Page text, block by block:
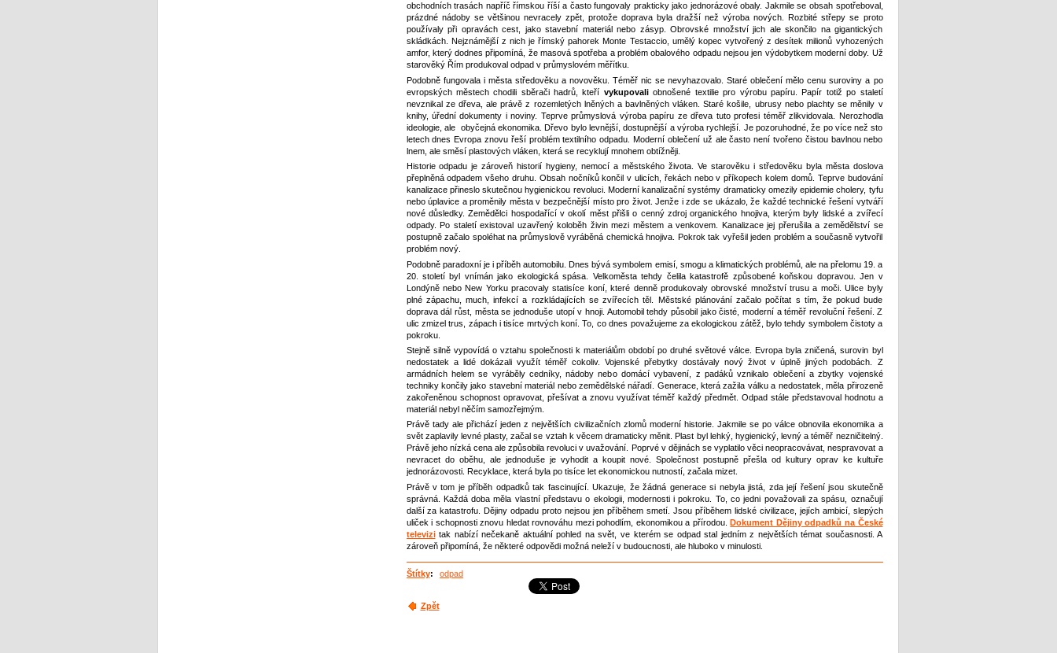
obchodních trasách napříč římskou říší a často fungovaly prakticky jako jednorázové obaly. Jakmile se obsah spotřeboval,
prázdné nádoby se většinou nevracely zpět, protože doprava byla dražší než výroba nových. Rozbité střepy se proto
používaly při opravách cest, jako stavební materiál nebo zásyp. Obrovské množství jich ale skončilo na gigantických
skládkách. Nejznámější z nich je římský pahorek Monte Testaccio, umělý kopec vytvořený z desítek milionů vyhozených
amfor, který dodnes připomíná, že masová spotřeba a problém obalového odpadu nejsou jen výdobytkem moderní doby. Už
starověký Řím produkoval odpad v průmyslovém měřítku.
Podobně fungovala i města středověku a novověku. Téměř nic se nevyhazovalo. Staré oblečení mělo cenu suroviny a po
evropských městech chodili sběrači hadrů, kteří vykupovaliobnošené textilie pro výrobu papíru. Papír totiž po staletí
nevznikal ze dřeva, ale právě z rozemletých lněných a bavlněných vláken. Staré košile, ubrusy nebo plachty se měnily v
knihy, úřední dokumenty i noviny. Teprve průmyslová výroba papíru ze dřeva tuto profesi téměř zlikvidovala. Nerozhodla
ideologie, ale obyčejná ekonomika. Dřevo bylo levnější, dostupnější a výroba rychlejší. Je pozoruhodné, že po více než sto
letech dnes Evropa znovu řeší problém textilního odpadu. Moderní oblečení už ale často není tvořeno čistou bavlnou nebo
lnem, ale směsí plastových vláken, která se recyklují mnohem obtížněji.
Historie odpadu je zároveň historií hygieny, nemocí a městského života. Ve starověku i středověku byla města doslova
přeplněná odpadem všeho druhu. Obsah nočníků končil v ulicích, řekách nebo v příkopech kolem domů. Teprve budování
kanalizace přineslo skutečnou hygienickou revoluci. Moderní kanalizační systémy dramaticky omezily epidemie cholery, tyfu
nebo úplavice a proměnily města v bezpečnější místo pro život. Jenže i zde se ukázalo, že každé technické řešení vytváří
nové důsledky. Zemědělci hospodařící v okolí měst přišli o cenný zdroj organického hnojiva, kterým byly lidské a zvířecí
odpady. Po staletí existoval uzavřený koloběh živin mezi městem a venkovem. Kanalizace jej přerušila a zemědělství se
postupně začalo spoléhat na průmyslově vyráběná chemická hnojiva. Pokrok tak vyřešil jeden problém a současně vytvořil
problém nový.
Podobně paradoxní je i příběh automobilu. Dnes bývá symbolem emisí, smogu a klimatických problémů, ale na přelomu 19. a
20. století byl vnímán jako ekologická spása. Velkoměsta tehdy čelila katastrofě způsobené koňskou dopravou. Jen v
Londýně nebo New Yorku pracovaly statisíce koní, které denně produkovaly obrovské množství trusu a moči. Ulice byly
plné zápachu, much, infekcí a rozkládajících se zvířecích těl. Městské plánování začalo počítat s tím, že pokud bude
doprava dál růst, města se jednoduše utopí v hnoji. Automobil tehdy působil jako čisté, moderní a téměř revoluční řešení. Z
ulic zmizel trus, zápach i tisíce mrtvých koní. To, co dnes považujeme za ekologickou zátěž, bylo tehdy symbolem čistoty a
pokroku.
Stejně silně vypovídá o vztahu společnosti k materiálům období po druhé světové válce. Evropa byla zničená, surovin byl
nedostatek a lidé dokázali využít téměř cokoliv. Vojenské přebytky dostávaly nový život v úplně jiných podobách. Z
armádních helem se vyráběly cedníky, nádoby nebo domácí vybavení, z padáků vznikalo oblečení a zbytky vojenské
techniky končily jako stavební materiál nebo zemědělské nářadí. Generace, která zažila válku a nedostatek, měla přirozeně
zakořeněnou schopnost opravovat, přešívat a znovu využívat téměř každý předmět. Odpad stále představoval hodnotu a
materiál nebyl něčím samozřejmým.
Právě tady ale přichází jeden z největších civilizačních zlomů moderní historie. Jakmile se po válce obnovila ekonomika a
svět zaplavily levné plasty, začal se vztah k věcem dramaticky měnit. Plast byl lehký, hygienický, levný a téměř nezničitelný.
Právě jeho nízká cena ale způsobila revoluci v uvažování. Poprvé v dějinách se vyplatilo věci neopracovávat, nespravovat a
nevracet do oběhu, ale jednoduše je vyhodit a koupit nové. Společnost postupně přešla od kultury oprav ke kultuře
jednorázovosti. Recyklace, která byla po tisíce let ekonomickou nutností, začala mizet.
Právě v tom je příběh odpadků tak fascinující. Ukazuje, že žádná generace si nebyla jistá, zda její řešení jsou skutečně
správná. Každá doba měla vlastní představu o ekologii, modernosti i pokroku. To, co jedni považovali za spásu, označují
další za katastrofu. Dějiny odpadu proto nejsou jen příběhem smetí. Jsou příběhem lidské civilizace, jejích ambicí, slepých
uliček i schopnosti znovu hledat rovnováhu mezi pohodlím, ekonomikou a přírodou.Dokument Dějiny odpadků na České
televizitak nabízí nečekaně aktuální pohled na svět, ve kterém se odpad stal jedním z největších témat současnosti. A
zároveň připomíná, že některé odpovědi možná neleží v budoucnosti, ale hluboko v minulosti.
Štítky: odpad
Zpět